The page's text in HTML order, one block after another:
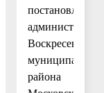
постановление
администрации
Воскресенского
муниципального
района